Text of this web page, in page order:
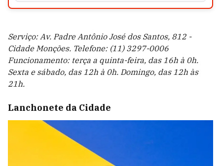
Serviço: Av. Padre Antônio José dos Santos, 812 -
Cidade Monções. Telefone: (11) 3297-0006
Funcionamento: terça a quinta-feira, das 16h à 0h.
Sexta e sábado, das 12h à 0h. Domingo, das 12h às
21h.
Lanchonete da Cidade